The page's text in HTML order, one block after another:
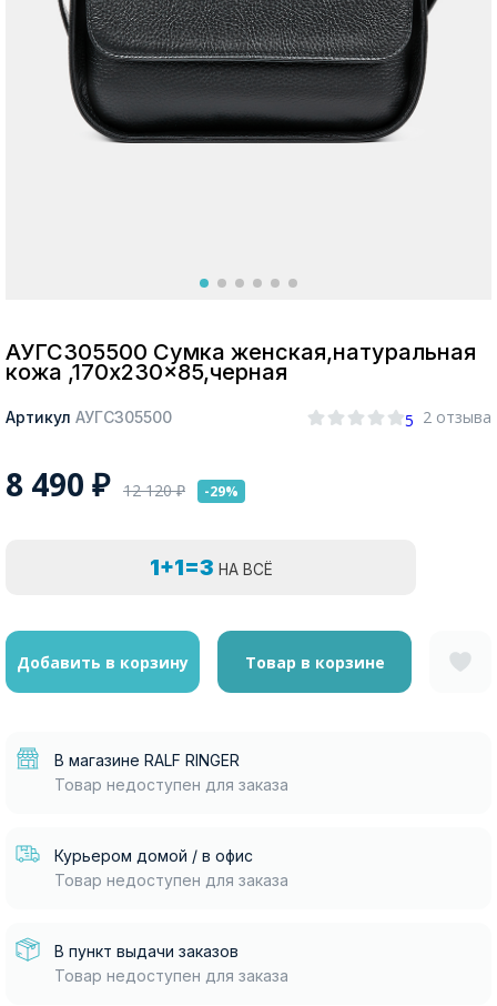
АУГС305500 Сумка женская,натуральная
кожа ,170x230x85,черная
Артикул АУГС305500 5 2 отзыва
8 490 ₽ 12 120₽ -29%
1+1=3 НА ВСЁ
Добавить в корзину Товар в корзине
В магазине RALF RINGER
Товар недоступен для заказа
Курьером домой / в офис
Товар недоступен для заказа
В пункт выдачи заказов
Товар недоступен для заказа